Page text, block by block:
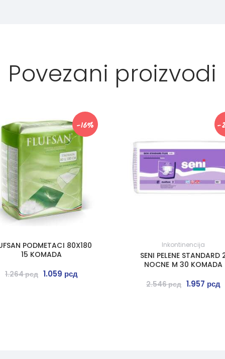
Povezani proizvodi
-16%
PODMETACI 80X180
15 KOMADA
1.264рсд 1.059 рсд
-
Inkontinencija
SENI PELENE STANDARD
NOCNE M 30 KOMADA
2.546рсд 1.957 рсд